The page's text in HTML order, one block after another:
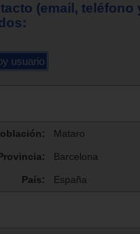
(email,
Mataro
Provincia: Barcelona
País: España